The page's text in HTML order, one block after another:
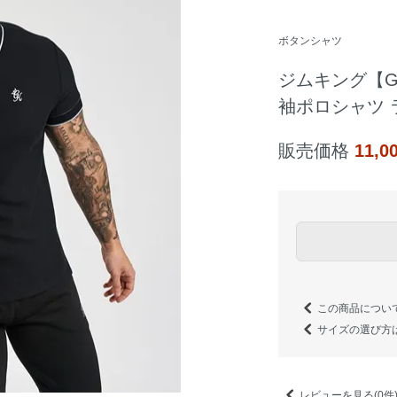
ボタンシャツ
ジムキング【
袖ポロシャツ
販売価格
この商品につい
サイズの選び方